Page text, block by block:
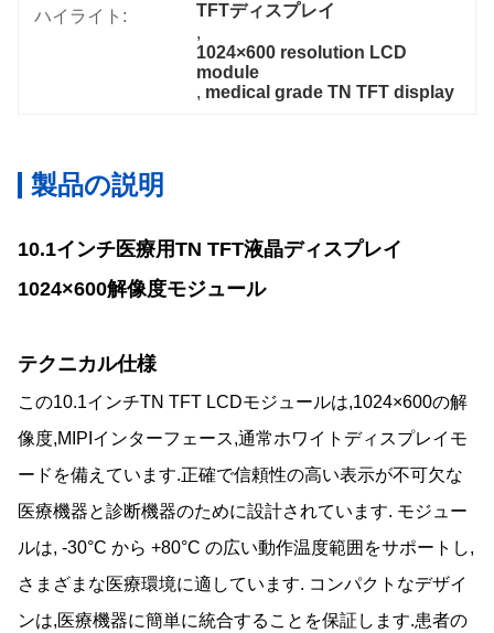
ハイライト:
TFTディスプレイ
,
1024×600 resolution LCD
module
, medical grade TN TFT display
製品の説明
10.1インチ医療用TN TFT液晶ディスプレイ
1024×600解像度モジュール
テクニカル仕様
この10.1インチTN TFT LCDモジュールは,1024×600の解
像度,MIPIインターフェース,通常ホワイトディスプレイモ
ードを備えています.正確で信頼性の高い表示が不可欠な
医療機器と診断機器のために設計されています. モジュー
ルは, -30°C から +80°C の広い動作温度範囲をサポートし,
さまざまな医療環境に適しています. コンパクトなデザイ
ンは,医療機器に簡単に統合することを保証します.患者の